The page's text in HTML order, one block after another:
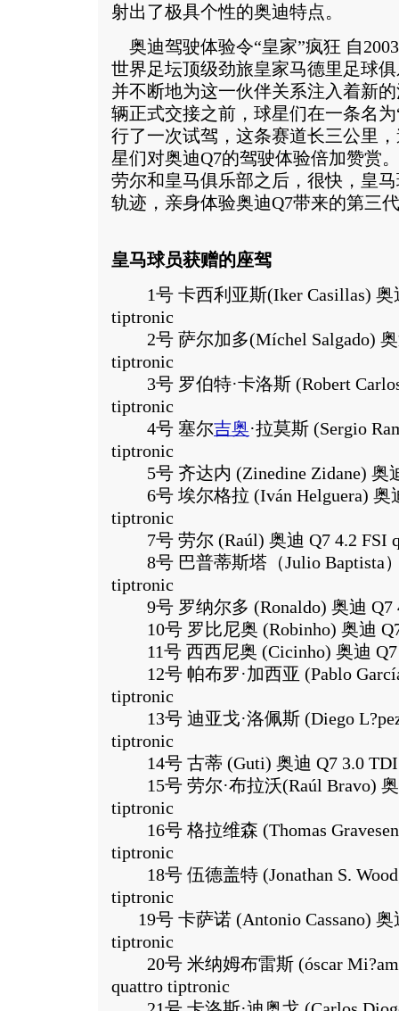
射出了极具个性的奥迪特点。
奥迪驾驶体验令“皇家”疯狂 自
世界足坛顶级劲旅皇家马德里足球
并不断地为这一伙伴关系注入着新
辆正式交接之前，球星们在一条名
行了一次试驾，这条赛道长三公里
星们对奥迪Q7的驾驶体验倍加赞赏
劳尔和皇马俱乐部之后，很快，皇
轨迹，亲身体验奥迪Q7带来的第三
皇马球员获赠的座驾
1号 卡西利亚斯(Iker Casillas) 奥
tiptronic
2号 萨尔加多(Míchel Salgado) 奥
tiptronic
3号 罗伯特·卡洛斯 (Robert
tiptronic
4号 塞尔吉奥·拉莫斯 (Sergio
tiptronic
5号 齐达内 (Zinedine Zidane) 奥
6号 埃尔格拉 (Iván Helguera) 奥
tiptronic
7号 劳尔 (Raúl) 奥迪 Q7 4.2 FSI
8号 巴普蒂斯塔（Julio Baptista）
tiptronic
9号 罗纳尔多 (Ronaldo) 奥迪 Q7
10号 罗比尼奥 (Robinho) 奥迪
11号 西西尼奥 (Cicinho) 奥迪 Q7
12号 帕布罗·加西亚 (Pablo
tiptronic
13号 迪亚戈·洛佩斯 (Diego
tiptronic
14号 古蒂 (Guti) 奥迪 Q7 3.0 TDI
15号 劳尔·布拉沃(Raúl Bravo) 奥
tiptronic
16号 格拉维森 (Thomas
tiptronic
18号 伍德盖特 (Jonathan S.
tiptronic
19号 卡萨诺 (Antonio Cassano) 奥
tiptronic
20号 米纳姆布雷斯 (óscar
quattro tiptronic